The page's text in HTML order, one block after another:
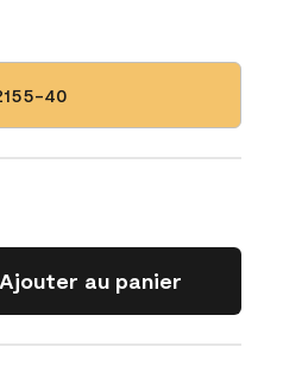
40
Ajouter au panier